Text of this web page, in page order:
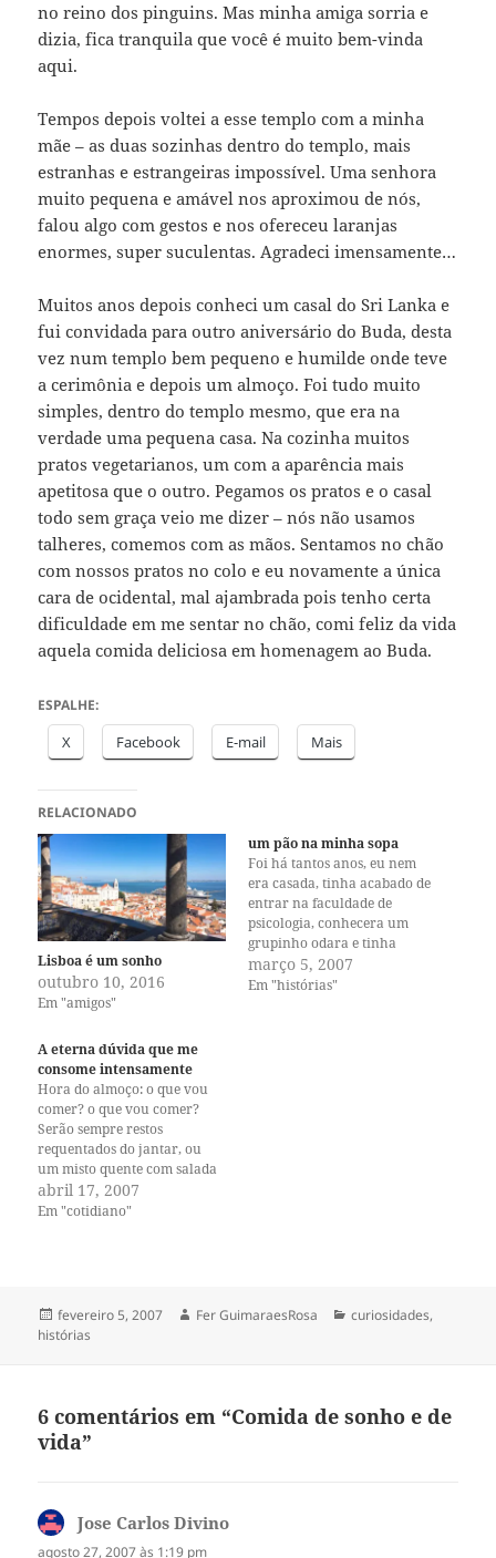
no reino dos pinguins. Mas minha amiga sorria e
dizia, fica tranquila que você é muito bem-vinda
aqui.
Tempos depois voltei a esse templo com a minha
mãe – as duas sozinhas dentro do templo, mais
estranhas e estrangeiras impossível. Uma senhora
muito pequena e amável nos aproximou de nós,
falou algo com gestos e nos ofereceu laranjas
enormes, super suculentas. Agradeci imensamente…
Muitos anos depois conheci um casal do Sri Lanka e
fui convidada para outro aniversário do Buda, desta
vez num templo bem pequeno e humilde onde teve
a cerimônia e depois um almoço. Foi tudo muito
simples, dentro do templo mesmo, que era na
verdade uma pequena casa. Na cozinha muitos
pratos vegetarianos, um com a aparência mais
apetitosa que o outro. Pegamos os pratos e o casal
todo sem graça veio me dizer – nós não usamos
talheres, comemos com as mãos. Sentamos no chão
com nossos pratos no colo e eu novamente a única
cara de ocidental, mal ajambrada pois tenho certa
dificuldade em me sentar no chão, comi feliz da vida
aquela comida deliciosa em homenagem ao Buda.
ESPALHE:
X Facebook E-mail Mais
RELACIONADO
Lisboa é um sonho
outubro 10, 2016
Em "amigos"
um pão na minha sopa
Foi há tantos anos, eu nem
era casada, tinha acabado de
entrar na faculdade de
psicologia, conhecera um
grupinho odara e tinha
iniciado uma daquelas
terapias inovadoras e
março 5, 2007
Em "histórias"
A eterna dúvida que me
consome intensamente
Hora do almoço: o que vou
comer? o que vou comer?
Serão sempre restos
requentados do jantar, ou
um misto quente com salada
de folhas, tomates, algo fácil.
Eu tento comer bem no
e…
abril 17, 2007
Em "cotidiano"
Publicado
em
fevereiro 5, 2007 Autor
Fer GuimaraesRosa Categorias
curiosidades,
histórias
6 comentários em “Comida de sonho e de
vida”
Jose Carlos Divino
agosto 27, 2007 às 1:19 pm